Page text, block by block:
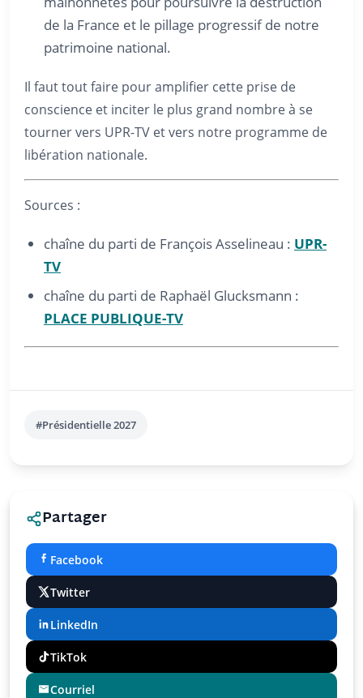
de la France et le pillage progressif de notre
patrimoine national.
Il faut tout faire pour amplifier cette prise de
conscience et inciter le plus grand nombre à se
tourner vers UPR-TV et vers notre programme de
libération nationale.
Sources :
chaîne du parti de François Asselineau : UPR-
TV
chaîne du parti de Raphaël Glucksmann :
PLACE PUBLIQUE-TV
#Présidentielle 2027
Partager
Facebook
Twitter
LinkedIn
TikTok
Courriel